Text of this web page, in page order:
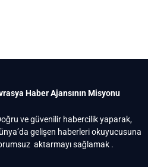
Haber Ajansının Misyonu
ve güvenilir habercilik yaparak,
gelişen haberleri okuyucusuna
aktarmayı sağlamak .